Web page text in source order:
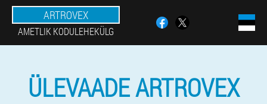
ARTROVEX
AMETLIK KODULEHEKÜLG
ÜLEVAADE ARTROVEX